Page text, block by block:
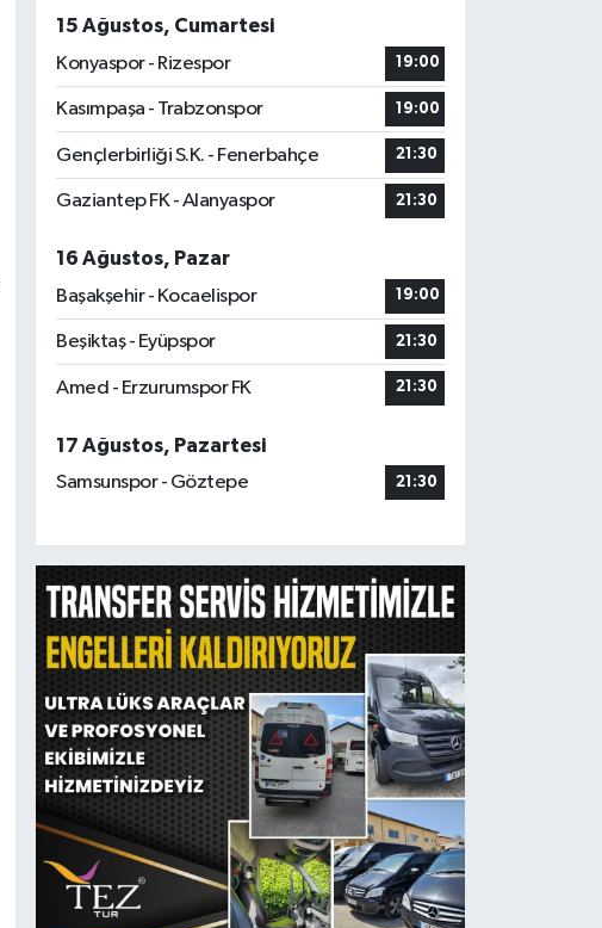
15 Ağustos, Cumartesi
Konyaspor - Rizespor
19:00
Kasımpaşa - Trabzonspor 19:00
Gençlerbirliği S.K. - Fenerbahçe 21:30
Gaziantep FK - Alanyaspor 21:30
16 Ağustos, Pazar
Başakşehir - Kocaelispor
19:00
Beşiktaş - Eyüpspor 21:30
Amed - Erzurumspor FK 21:30
17 Ağustos, Pazartesi
Samsunspor - Göztepe
21:30